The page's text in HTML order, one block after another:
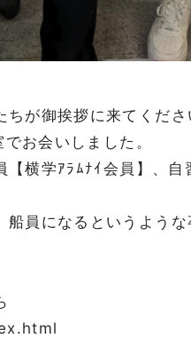
が御挨拶に来てくださ
お会いしました。
横学ｱﾗﾑﾅｲ会員】、
員になるというよう